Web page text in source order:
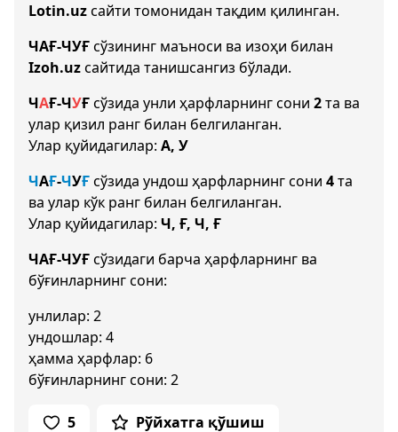
Lotin.uzсайти томонидан тақдим қилинган.
ЧАҒ-ЧУҒсўзининг маъноси ва изоҳи билан
Izoh.uzсайтида танишсангиз бўлади.
ЧАҒ-ЧУҒсўзида унли ҳарфларнинг сони 2та ва
улар қизил ранг билан белгиланган.
Улар қуйидагилар: А, У
ЧАҒ-ЧУҒсўзида ундош ҳарфларнинг сони 4та
ва улар кўк ранг билан белгиланган.
Улар қуйидагилар: Ч, Ғ, Ч, Ғ
ЧАҒ-ЧУҒсўзидаги барча ҳарфларнинг ва
бўғинларнинг сони:
унлилар: 2
ундошлар: 4
ҳамма ҳарфлар: 6
бўғинларнинг сони: 2
5 Рўйхатга қўшиш